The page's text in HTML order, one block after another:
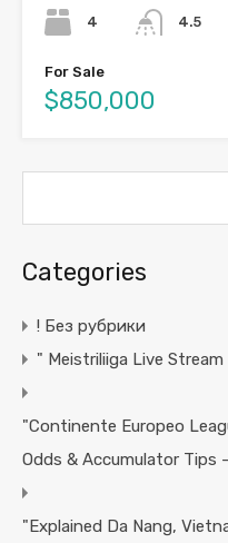
4
4.5
For Sale
$850,000
Categories
! Без рубрики
"️ Meistriliiga Live
"Continente Europeo
Odds & Accumulator Tips
"Explained Da Nang,